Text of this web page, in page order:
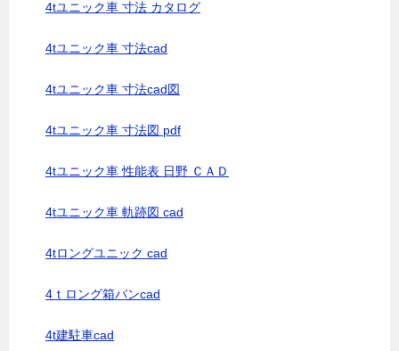
4tユニック車 寸法 カタログ
4tユニック車 寸法cad
4tユニック車 寸法cad図
4tユニック車 寸法図 pdf
4tユニック車 性能表 日野 ＣＡＤ
4tユニック車 軌跡図 cad
4tロングユニック cad
4ｔロング箱バンcad
4t建駐車cad